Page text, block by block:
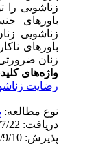
زناشویی را
باورهای
زناشویی
باورهای
زنان
واژه‌های
رضایت
نوع مطالعه:
پذیرش: 1399/9/10 | انتشار: 1399/9/10